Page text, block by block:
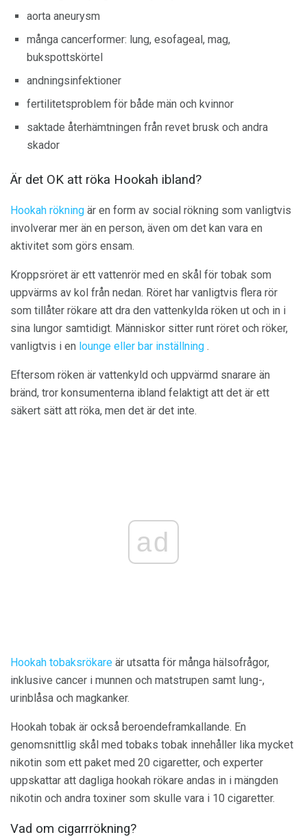
aorta aneurysm
många cancerformer: lung, esofageal, mag,
bukspottskörtel
andningsinfektioner
fertilitetsproblem för både män och kvinnor
saktade återhämtningen från revet brusk och andra
skador
Är det OK att röka Hookah ibland?
Hookah rökning är en form av social rökning som vanligtvis
involverar mer än en person, även om det kan vara en
aktivitet som görs ensam.
Kroppsröret är ett vattenrör med en skål för tobak som
uppvärms av kol från nedan. Röret har vanligtvis flera rör
som tillåter rökare att dra den vattenkylda röken ut och in i
sina lungor samtidigt. Människor sitter runt röret och röker,
vanligtvis i en lounge eller bar inställning .
Eftersom röken är vattenkyld och uppvärmd snarare än
bränd, tror konsumenterna ibland felaktigt att det är ett
säkert sätt att röka, men det är det inte.
ad
Hookah tobaksrökare är utsatta för många hälsofrågor,
inklusive cancer i munnen och matstrupen samt lung-,
urinblåsa och magkanker.
Hookah tobak är också beroendeframkallande. En
genomsnittlig skål med tobaks tobak innehåller lika mycket
nikotin som ett paket med 20 cigaretter, och experter
uppskattar att dagliga hookah rökare andas in i mängden
nikotin och andra toxiner som skulle vara i 10 cigaretter.
Vad om cigarrrökning?